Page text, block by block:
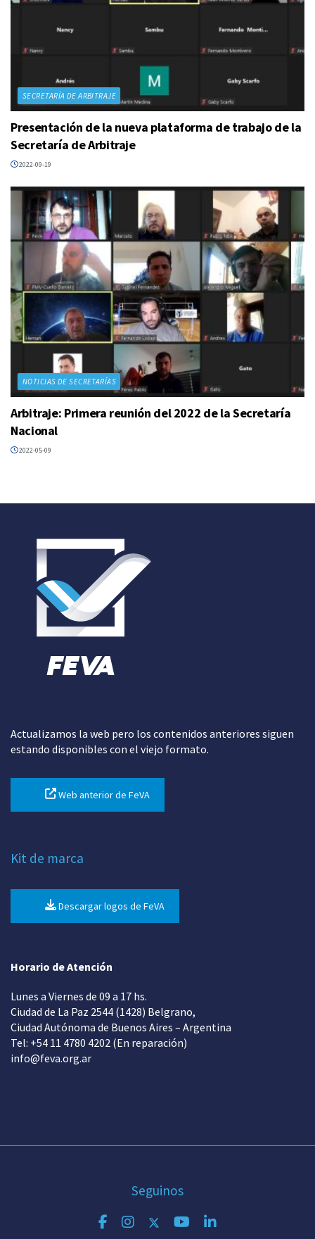
SECRETARÍA DE ARBITRAJE
Presentación de la nueva plataforma de trabajo de la
Secretaría de Arbitraje
2022-09-19
NOTICIAS DE SECRETARÍAS
Arbitraje: Primera reunión del 2022 de la Secretaría
Nacional
2022-05-09
Actualizamos la web pero los contenidos anteriores siguen
estando disponibles con el viejo formato.
Web anterior de FeVA
Kit de marca
Descargar logos de FeVA
Horario de Atención
Lunes a Viernes de 09 a 17 hs.
Ciudad de La Paz 2544 (1428) Belgrano,
Ciudad Autónoma de Buenos Aires – Argentina
Tel: +54 11 4780 4202 (En reparación)
info@feva.org.ar
Seguinos